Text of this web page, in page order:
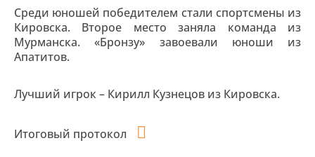
Среди юношей победителем стали спортсмены из
Кировска. Второе место заняла команда из
Мурманска. «Бронзу» завоевали юноши из
Апатитов.
Лучший игрок – Кирилл Кузнецов из Кировска.
Итоговый протокол